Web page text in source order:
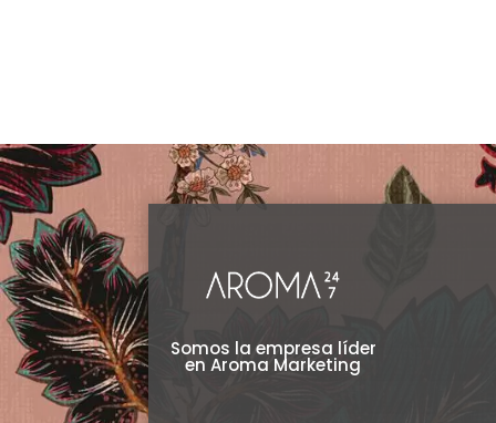
Somos la empresa líder
en Aroma Marketing